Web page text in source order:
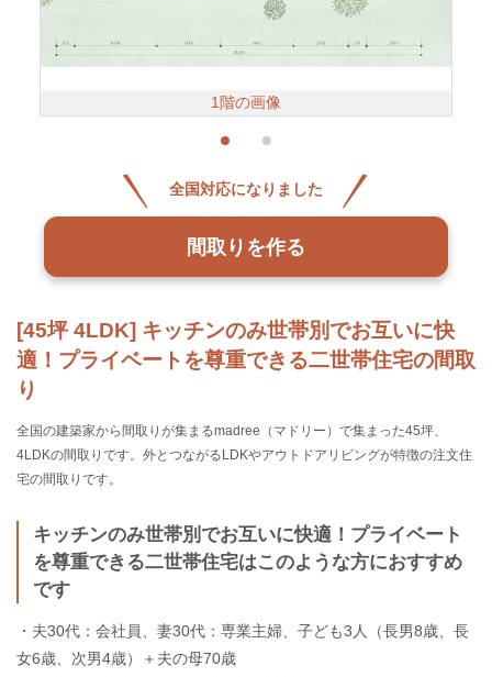
[45坪 4LDK] キッチンのみ世帯別でお互いに快
適！プライベートを尊重できる二世帯住宅の間取
り
全国の建築家から間取りが集まるmadree（マドリー）で集まった45坪、
4LDKの間取りです。外とつながるLDKやアウトドアリビングが特徴の注文住
宅の間取りです。
キッチンのみ世帯別でお互いに快適！プライベート
を尊重できる二世帯住宅はこのような方におすすめ
です
・夫30代：会社員、妻30代：専業主婦、子ども3人（長男8歳、長
女6歳、次男4歳）＋夫の母70歳
1階の画像
全国対応になりました
間取りを作る